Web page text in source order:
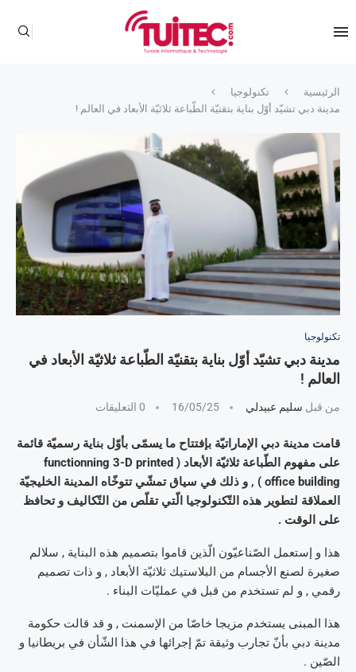
الرئيسية
تكنولوجيا
مدينة دبي تشيّد أوّل بناية بتقنيّة الطّباعة ثلاثيّة الأبعاد في العالم !
تكنولوجيا
مدينة دبي تشيّد أوّل بناية بتقنيّة الطّباعة ثلاثيّة الأبعاد في
العالم !
من قبل سليم عبيدلي 16/05/25 0 التعليقات
قامت مدينة دبي الإماراتيّة بإفتتاح ما يسمّى بأوّل بناية رسميّة قائمة
على مفهوم الطّباعة ثلاثيّة الأبعاد ( functionning 3-D printed
office building ) , و ذلك في سياق تمشّي تتوخّاه المدينة الخليجيّة
العملاقة لتطوير هذه التّكنولوجيا الّتي تقلّص من التّكاليف و تحافظ
على الوقت .
هذا و إستعمل الصّناعيّون الّذين قاموا بتصميم هذه البناية , سلالم
صغيرة لصنع الأجسام من البلاستيك ثلاثيّة الأبعاد , و ذات تصميم
رقمي , و لم تستخدم من قبل في عمليّات البناء .
هذا المبنى يستخدم مزيجا خاصّا من الإسمنت , و قد قالت حكومة
مدينة دبي بأنّ تجارب وثيقة تمّ إجرائها في هذا الشّأن في بريطانيا و
الصّين .